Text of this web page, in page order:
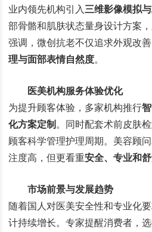
业内领先机构引入三维影像模拟
部骨骼和肌肤状态量身设计方案
强调，微创抗老不仅追求外观改
理与面部表情自然度。
医美机构服务体验优化
为提升顾客体验，多家机构推行
化方案定制。同时配套术前皮肤
顾客科学管理护理周期。美容顾
注度高，但更看重安全、专业和
市场前景与发展趋势
随着国人对医美安全性和专业化
计持续增长。专家提醒消费者，